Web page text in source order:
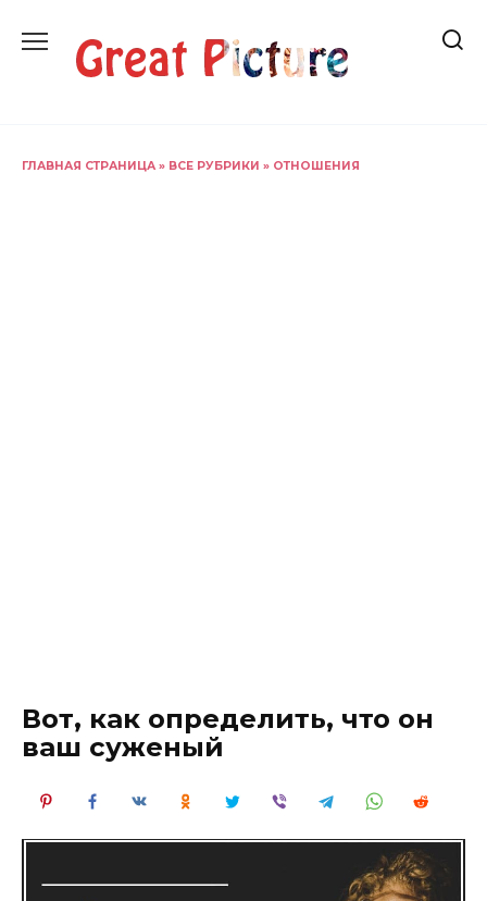
содержанию
ГЛАВНАЯ СТРАНИЦА » ВСЕ РУБРИКИ » ОТНОШЕНИЯ
Вот, как определить, что он
ваш суженый